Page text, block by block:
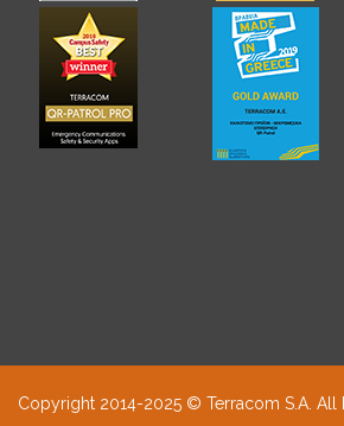
Copyright 2014-2025 © Terracom S.A. All